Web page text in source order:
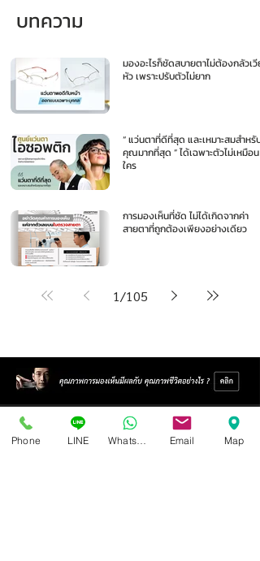
บทความ
มองอะไรก็ชัดสบายตาไม่ต้องกลัวเวีย
หัว เพราะปรับตัวไม่ยาก
“ แว่นตาที่ดีที่สุด และเหมาะสมสำหรับ
คุณมากที่สุด ” ได้เฉพาะตัวไม่เหมือน
ใคร
การมองเห็นที่ชัด ไม่ได้เกิดจากค่า
สายตาที่ถูกต้องเพียงอย่างเดียว
1/105
Phone LINE Email Map